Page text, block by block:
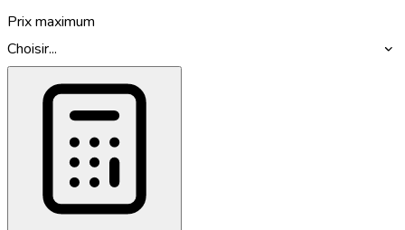
Prix maximum
Choisir...